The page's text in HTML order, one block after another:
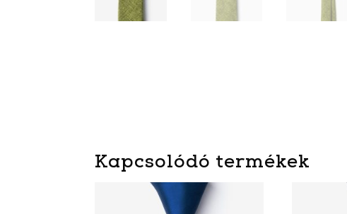
Kapcsolódó termékek